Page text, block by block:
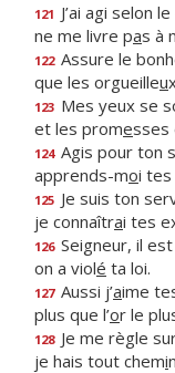
121 J’ai agi selon
ne me livre pas à
122 Assure le
que les orgueilleu
123 Mes yeux se
et les promesses
124 Agis pour ton
apprends-moi tes
125 Je suis ton
je connaîtrai tes
126 Seigneur, il
on a violé ta loi.
127 Aussi j’aime
plus que l’or le
128 Je me règle
je hais tout chemi